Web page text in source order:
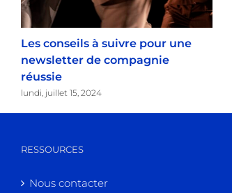
Les conseils à suivre pour une
newsletter de compagnie
réussie
lundi, juillet 15, 2024
RESSOURCES
Nous contacter